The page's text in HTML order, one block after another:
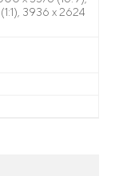
3936 х 2624